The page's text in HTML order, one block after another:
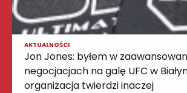
AKTUALNOŚCI
Jon Jones: byłem w
negocjacjach na galę UFC w
organizacja twierdzi inaczej